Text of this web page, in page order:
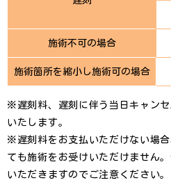
施術不可の場合
施術箇所を縮小し施術可の場合
※遅刻料、遅刻に伴う当日キャン
いたします。
※遅刻料をお支払いただけない場
ても施術をお受けいただけません
いただきますのでご注意ください。